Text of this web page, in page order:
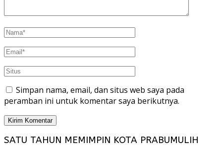
Simpan nama, email, dan situs web saya pada
peramban ini untuk komentar saya berikutnya.
SATU TAHUN MEMIMPIN KOTA PRABUMULIH